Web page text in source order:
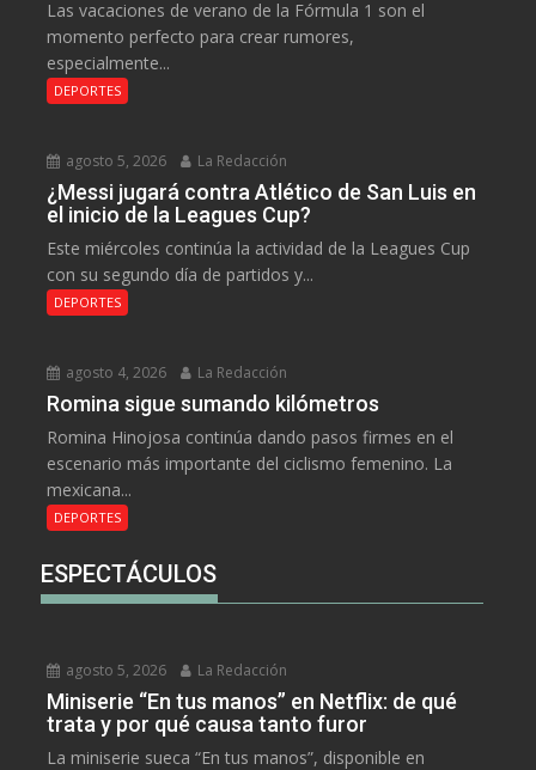
Las vacaciones de verano de la Fórmula 1 son el
momento perfecto para crear rumores,
especialmente...
DEPORTES
agosto 5, 2026 La Redacción
¿Messi jugará contra Atlético de San Luis en
el inicio de la Leagues Cup?
Este miércoles continúa la actividad de la Leagues Cup
con su segundo día de partidos y...
DEPORTES
agosto 4, 2026 La Redacción
Romina sigue sumando kilómetros
Romina Hinojosa continúa dando pasos firmes en el
escenario más importante del ciclismo femenino. La
mexicana...
DEPORTES
ESPECTÁCULOS
agosto 5, 2026 La Redacción
Miniserie “En tus manos” en Netflix: de qué
trata y por qué causa tanto furor
La miniserie sueca “En tus manos”, disponible en